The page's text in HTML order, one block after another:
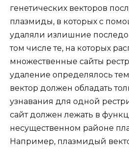
генетических векторов
плазмиды, в которых с
удаляли излишние
том числе те, на которых
множественные сайты
удаление определялось
вектор должен обладать
узнавания для одной
сайт должен лежать в
несущественном районе
Например, плазмидый